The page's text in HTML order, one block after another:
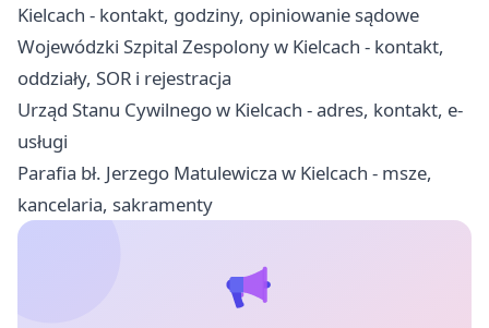
Kielcach - kontakt, godziny, opiniowanie sądowe
Wojewódzki Szpital Zespolony w Kielcach - kontakt,
oddziały, SOR i rejestracja
Urząd Stanu Cywilnego w Kielcach - adres, kontakt, e-
usługi
Parafia bł. Jerzego Matulewicza w Kielcach - msze,
kancelaria, sakramenty